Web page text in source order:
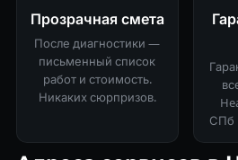
Прозрачная смета
После диагностики —
письменный список
работ и стоимость.
Никаких сюрпризов.
СПб